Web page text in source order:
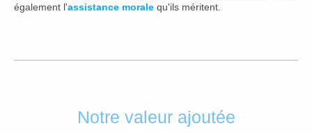
également l'assistance morale qu'ils méritent.
Notre valeur ajoutée